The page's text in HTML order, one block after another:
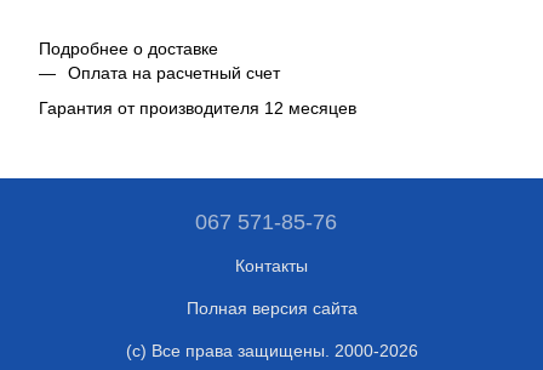
Подробнее о доставке
Оплата на расчетный счет
Гарантия от производителя 12 месяцев
067 571-85-76
Контакты
Полная версия сайта
(c) Все права защищены. 2000-2026